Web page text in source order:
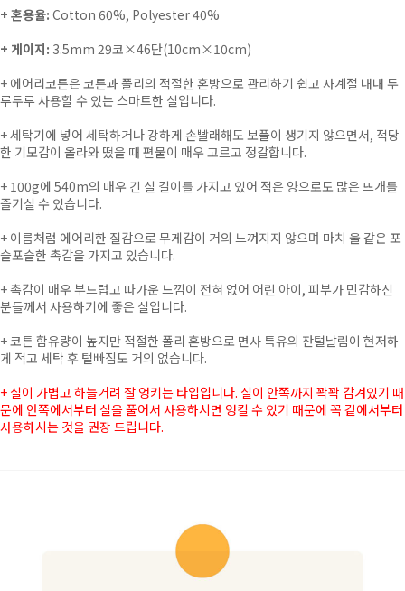
+ 혼용율: Cotton 60%, Polyester 40%
+ 게이지: 3.5mm 29코×46단(10cm×10cm)
+ 에어리코튼은 코튼과 폴리의 적절한 혼방으로 관리하기 쉽고 사계절 내내 두
루두루 사용할 수 있는 스마트한 실입니다.
+세탁기에 넣어 세탁하거나 강하게 손빨래해도 보풀이 생기지 않으면서, 적당
한 기모감이 올라와 떴을 때 편물이 매우 고르고 정갈합니다.
+ 100g에 540m의 매우 긴 실 길이를 가지고 있어 적은 양으로도 많은 뜨개를
즐기실 수 있습니다.
+ 이름처럼 에어리한 질감으로 무게감이 거의 느껴지지 않으며 마치 울 같은 포
슬포슬한 촉감을 가지고 있습니다.
+ 촉감이 매우 부드럽고 따가운 느낌이 전혀 없어 어린 아이, 피부가 민감하신
분들께서 사용하기에 좋은 실입니다.
+ 코튼 함유량이 높지만 적절한 폴리 혼방으로 면사 특유의 잔털날림이 현저하
게 적고 세탁 후 털빠짐도 거의 없습니다.
+ 실이 가볍고 하늘거려 잘 엉키는 타입입니다. 실이 안쪽까지 꽉꽉 감겨있기 때
문에 안쪽에서부터 실을 풀어서 사용하시면 엉킬 수 있기 때문에 꼭 겉에서부터
사용하시는 것을 권장 드립니다.